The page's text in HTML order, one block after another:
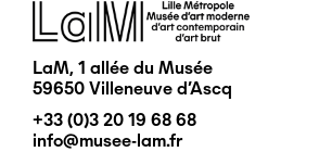
Image
LaM, 1 allée du Musée
59650 Villeneuve d'Ascq
+33 (0)3 20 19 68 68
info@musee-lam.fr